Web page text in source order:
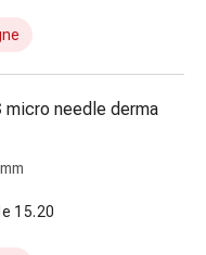
micro needle derma
15.20